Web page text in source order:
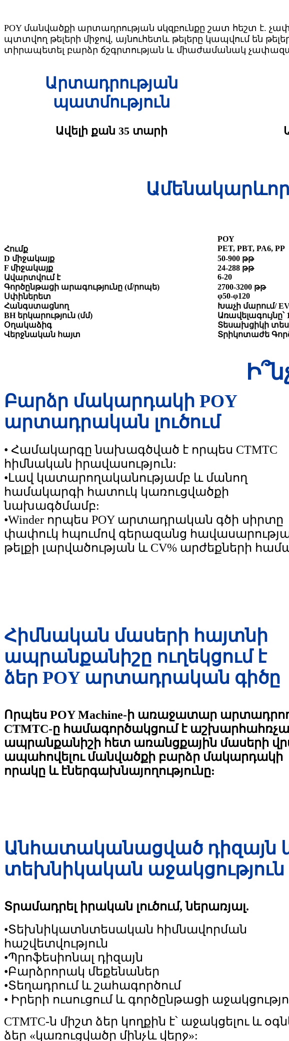
POY մանվածքի արտադրության սկզբունքը շատ հեշտ է.
պտտվող թելերի միջով, այնուհետև թելերը կապվում են
տիրապետել բարձր ճշգրտության և միաժամանակ
Արտադրության
պատմություն
Ավելի քան 35 տարի
Ամենակարևոր
POY
Հումք
PET, PBT, PA6, PP
D միջակայք
50-900 թթ
F միջակայք
24-288 թթ
Ավարտվում է
6-20
Գործընթացի արագությունը (մ/րոպե)
2700-3200 թթ
Սփիներետ
φ50-φ120
Հանգստացնող
Խաչի մարում/
BH երկարություն (մմ)
Առավելագույնը՝
Օղակաձիգ
Տեսախցիկի
Վերջնական հայտ
Տրիկոտաժե
Բարձր մակարդակի POY
արտադրական լուծում
• Համակարգը նախագծված է որպես CTMTC
հիմնական իրավասություն:
•Լավ կատարողականությամբ և մանող
համակարգի հատուկ կառուցվածքի
նախագծմամբ:
•Winder որպես POY արտադրական գծի սիրտը
փափուկ հպումով գերազանց
թելքի լարվածության և CV% արժեքների
Հիմնական մասերի հայտնի
ապրանքանիշը ուղեկցում է
ձեր POY արտադրական գիծը
Որպես POY Machine-ի առաջատար
CTMTC-ը համագործակցում է
ապրանքանիշի հետ առանցքային մասերի
ապահովելու մանվածքի բարձր մակարդակի
որակը և էներգախնայողությունը:
Անհատականացված դիզայն
տեխնիկական աջակցություն
Տրամադրել իրական լուծում, ներառյալ.
•Տեխնիկատնտեսական հիմնավորման
հաշվետվություն
•Պրոֆեսիոնալ դիզայն
•Բարձրորակ մեքենաներ
•Տեղադրում և շահագործում
• Իրերի ուսուցում և գործընթացի
CTMTC-ն միշտ ձեր կողքին է՝ աջակցելու և
ձեր «կառուցվածը մինչև վերջ»: